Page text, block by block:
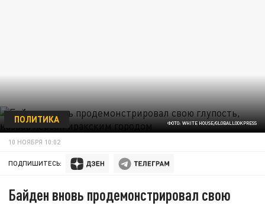
ФОТО: WHITE HOUSE/GLOBALLOOKPRESS
ПОЛИТИКА
10 НОЯБРЯ 10:02
ПОДПИШИТЕСЬ:
Байден вновь продемонстрировал свою